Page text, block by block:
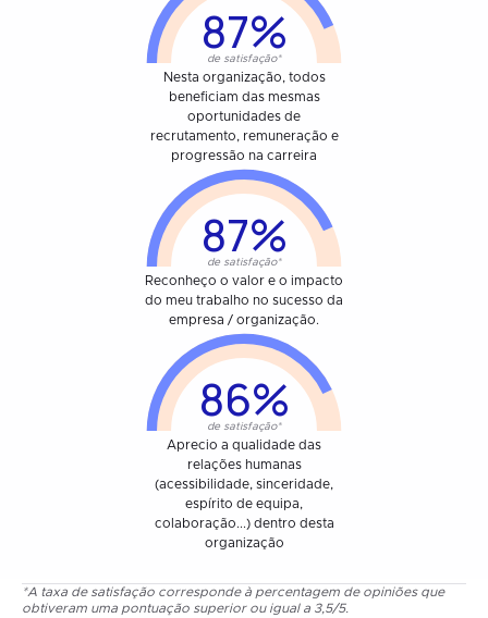
87%
de satisfação*
Nesta organização, todos
beneficiam das mesmas
oportunidades de
recrutamento, remuneração e
progressão na carreira
87%
de satisfação*
Reconheço o valor e o impacto
do meu trabalho no sucesso da
empresa / organização.
86%
de satisfação*
Aprecio a qualidade das
relações humanas
(acessibilidade, sinceridade,
espírito de equipa,
colaboração...) dentro desta
organização
*A taxa de satisfação corresponde à percentagem de opiniões que
obtiveram uma pontuação superior ou igual a 3,5/5.